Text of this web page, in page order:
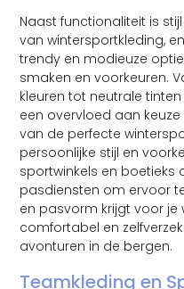
Naast functionaliteit is
van wintersportkleding,
trendy en modieuze
smaken en voorkeuren.
kleuren tot neutrale
een overvloed aan
van de perfecte
persoonlijke stijl en
sportwinkels en boetieks
pasdiensten om ervoor
en pasvorm krijgt voor je
comfortabel en
avonturen in de bergen.
Teamkleding en